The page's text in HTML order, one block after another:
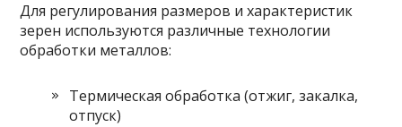
Для регулирования размеров и характеристик
зерен используются различные технологии
обработки металлов:
Термическая обработка (отжиг, закалка,
отпуск)